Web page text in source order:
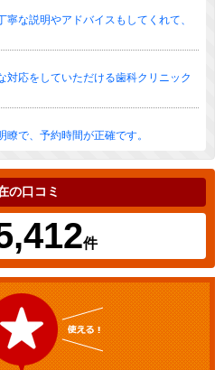
な説明やアドバイスもしてくれて、
対応をしていただける歯科クリニック
で、予約時間が正確です。
の口コミ
件